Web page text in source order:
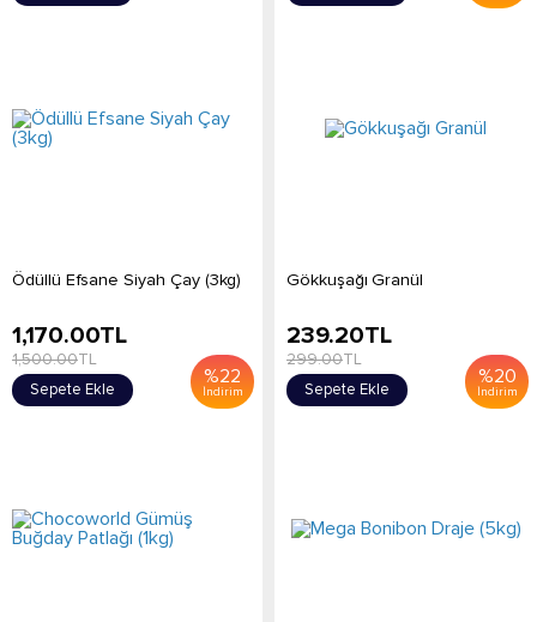
Ödüllü Efsane Siyah Çay (3kg)
%22
İndirim
1,170.00TL
1,500.00TL
Sepete Ekle
Gökkuşağı Granül
%20
İndirim
239.20TL
299.00TL
Sepete Ekle